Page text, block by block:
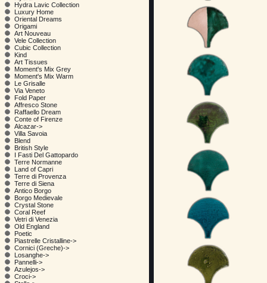
Hydra Lavic Collection
Luxury Home
Oriental Dreams
Origami
Art Nouveau
Vele Collection
Cubic Collection
Kind
Art Tissues
Moment's Mix Grey
Moment's Mix Warm
Le Grisalle
Via Veneto
Fold Paper
Affresco Stone
Raffaello Dream
Conte of Firenze
Alcazar->
Villa Savoia
Blend
British Style
I Fasti Del Gattopardo
Terre Normanne
Land of Capri
Terre di Provenza
Terre di Siena
Antico Borgo
Borgo Medievale
Crystal Stone
Coral Reef
Vetri di Venezia
Old England
Poetic
Piastrelle Cristalline->
Cornici (Greche)->
Losanghe->
Pannelli->
Azulejos->
Croci->